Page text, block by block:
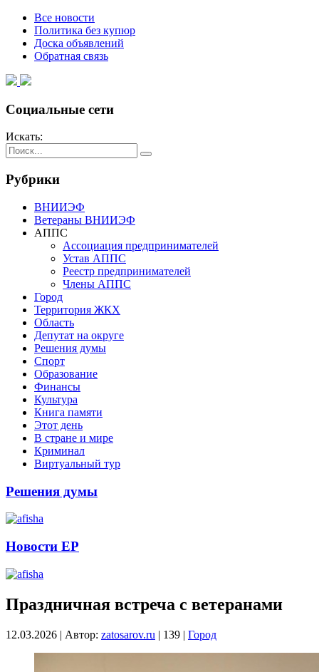
Все новости
Политика без купюр
Доска объявлений
Обратная связь
Социальные сети
Искать:
Рубрики
ВНИИЭФ
Ветераны ВНИИЭФ
АППС
Ассоциация предпринимателей
Устав АППС
Реестр предпринимателей
Члены АППС
Город
Территория ЖКХ
Область
Депутат на округе
Решения думы
Спорт
Образование
Финансы
Культура
Книга памяти
Этот день
В стране и мире
Криминал
Виртуальный тур
Решения думы
Новости ЕР
Праздничная встреча с ветеранами
12.03.2026 | Автор: zatosarov.ru | 139 | Город